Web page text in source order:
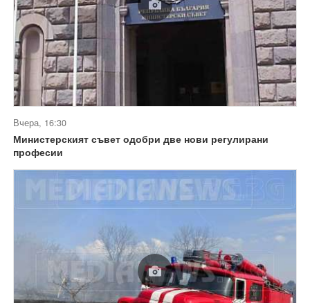
Вчера, 16:30
Министерският съвет одобри две нови регулирани
професии